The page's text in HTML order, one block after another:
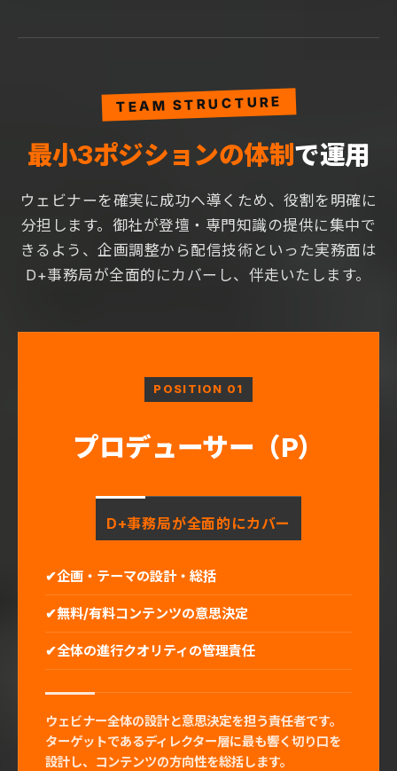
TEAM STRUCTURE
最小3ポジションの体制で運用
ウェビナーを確実に成功へ導くため、役割を明確に
分担します。御社が登壇・専門知識の提供に集中で
きるよう、企画調整から配信技術といった実務面は
D+事務局が全面的にカバーし、伴走いたします。
POSITION 01
プロデューサー （P）
D+事務局が全面的にカバー
企画・テーマの設計・総括
無料/有料コンテンツの意思決定
全体の進行クオリティの管理責任
ウェビナー全体の設計と意思決定を担う責任者です。
ターゲットであるディレクター層に最も響く切り口を
設計し、コンテンツの方向性を総括します。